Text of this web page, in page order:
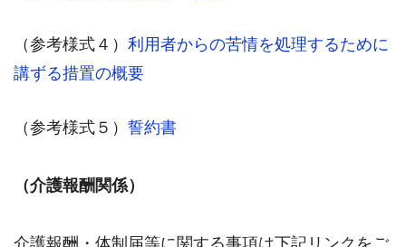
（参考様式４） 利用者からの苦情を処理するために
講ずる措置の概要
（参考様式５） 誓約書
（介護報酬関係）
介護報酬・体制届等に関する事項は下記リンクをご